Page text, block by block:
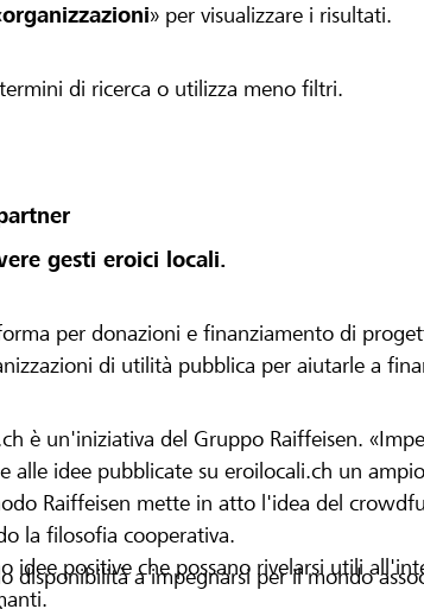
organizzazioni» per visualizzare i risultati.
di ricerca o utilizza meno filtri.
gesti eroici locali.
per donazioni e finanziamento di
di utilità pubblica per aiutarle a
è un'iniziativa del Gruppo Raiffeisen.
alle idee pubblicate su eroilocali.ch un
Raiffeisen mette in atto l'idea del
la filosofia cooperativa.
idee positive che possano rivelarsi utili
disponibilità a impegnarsi per il mondo